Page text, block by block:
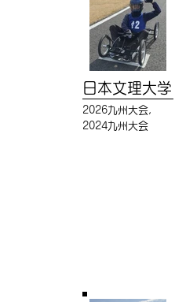
日本文理大学
2026九州大会,
2024九州大会